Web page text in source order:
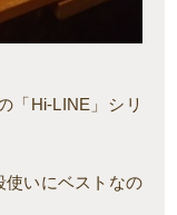
「Hi-LINE」シリ
使いにベストなの